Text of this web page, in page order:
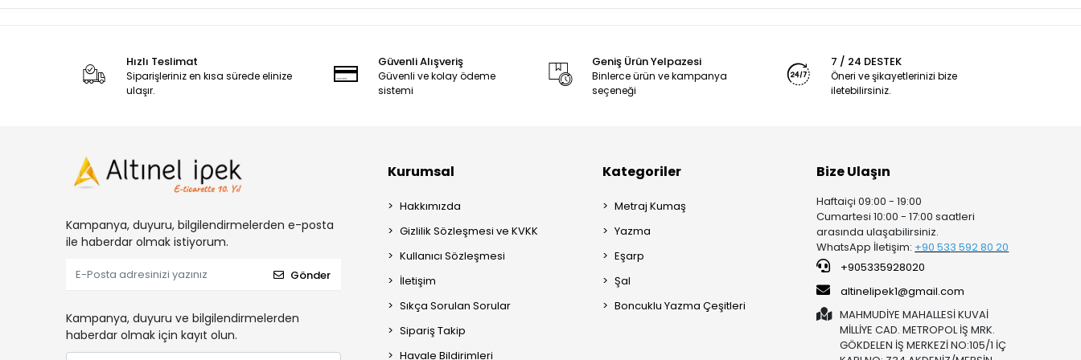
İklim Çorap
jablonex
Locella
Miss Madam
Monalisa
Müjde Çorapları
Pamuk Yazma
Pelin Çorap
Hızlı Teslimat
Siparişleriniz en kısa sürede elinize
ulaşır.
Güvenli Alışveriş
Güvenli ve kolay ödeme
sistemi
Geniş Ürün Yelpazesi
Binlerce ürün ve kampanya
seçeneği
7 / 24 DESTEK
Öneri ve şikayetlerinizi bize
iletebilirsiniz.
Kampanya, duyuru, bilgilendirmelerden e-posta
ile haberdar olmak istiyorum.
Gönder
Kampanya, duyuru ve bilgilendirmelerden
haberdar olmak için kayıt olun.
Kurumsal
Hakkımızda
Gizlilik Sözleşmesi ve KVKK
Kullanıcı Sözleşmesi
İletişim
Sıkça Sorulan Sorular
Sipariş Takip
Havale Bildirimleri
Kategoriler
Metraj Kumaş
Yazma
Eşarp
Şal
Boncuklu Yazma Çeşitleri
Bize Ulaşın
Haftaiçi 09:00 - 19:00
Cumartesi 10:00 - 17:00 saatleri
arasında ulaşabilirsiniz.
WhatsApp İletişim: +90 533 592 80 20
+905335928020
altinelipek1@gmail.com
MAHMUDİYE MAHALLESİ KUVAİ
MİLLİYE CAD. METROPOL İŞ MRK.
GÖKDELEN İŞ MERKEZİ NO:105/1 İÇ